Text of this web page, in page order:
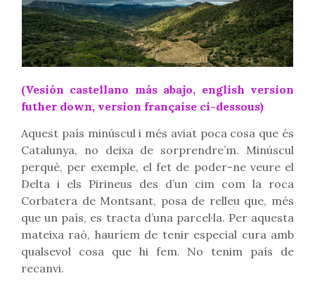
(Vesión castellano más abajo, english version
futher down, version française ci-dessous)
Aquest país minúscul i més aviat poca cosa que és
Catalunya, no deixa de sorprendre’m. Minúscul
perquè, per exemple, el fet de poder-ne veure el
Delta i els Pirineus des d’un cim com la roca
Corbatera de Montsant, posa de relleu que, més
que un país, es tracta d’una parcel·la. Per aquesta
mateixa raó, hauríem de tenir especial cura amb
qualsevol cosa que hi fem. No tenim país de
recanvi.